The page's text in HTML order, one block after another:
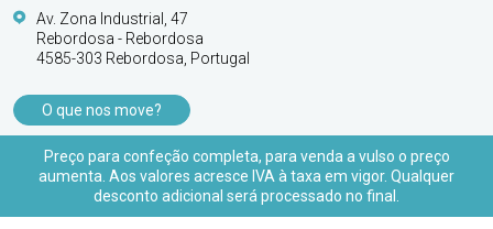
Av. Zona Industrial, 47
Rebordosa - Rebordosa
4585-303 Rebordosa, Portugal
O que nos move?
PRODUTOS
APOIO AO CLIENTE
Preço para confeção completa, para venda a vulso o preço
aumenta. Aos valores acresce IVA à taxa em vigor. Qualquer
desconto adicional será processado no final.